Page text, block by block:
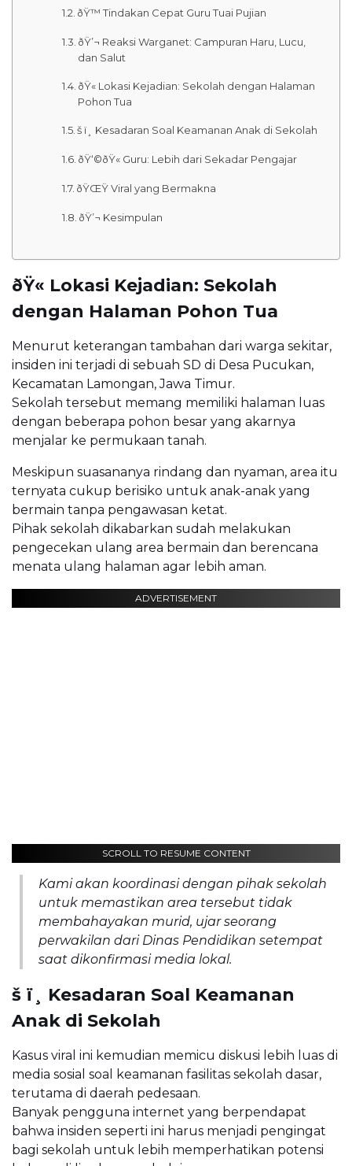
ðŸ™ Tindakan Cepat Guru Tuai Pujian
ðŸ’¬ Reaksi Warganet: Campuran Haru, Lucu,
dan Salut
ðŸ« Lokasi Kejadian: Sekolah dengan Halaman
Pohon Tua
š ï¸ Kesadaran Soal Keamanan Anak di Sekolah
ðŸ‘©ðŸ« Guru: Lebih dari Sekadar Pengajar
ðŸŒŸ Viral yang Bermakna
ðŸ’¬ Kesimpulan
ðŸ« Lokasi Kejadian: Sekolah
dengan Halaman Pohon Tua
Menurut keterangan tambahan dari warga sekitar,
insiden ini terjadi di sebuah SD di Desa Pucukan,
Kecamatan Lamongan, Jawa Timur.
Sekolah tersebut memang memiliki halaman luas
dengan beberapa pohon besar yang akarnya
menjalar ke permukaan tanah.
Meskipun suasananya rindang dan nyaman, area itu
ternyata cukup berisiko untuk anak-anak yang
bermain tanpa pengawasan ketat.
Pihak sekolah dikabarkan sudah melakukan
pengecekan ulang area bermain dan berencana
menata ulang halaman agar lebih aman.
ADVERTISEMENT
SCROLL TO RESUME CONTENT
Kami akan koordinasi dengan pihak sekolah
untuk memastikan area tersebut tidak
membahayakan murid, ujar seorang
perwakilan dari Dinas Pendidikan setempat
saat dikonfirmasi media lokal.
š ï¸ Kesadaran Soal Keamanan
Anak di Sekolah
Kasus viral ini kemudian memicu diskusi lebih luas di
media sosial soal keamanan fasilitas sekolah dasar,
terutama di daerah pedesaan.
Banyak pengguna internet yang berpendapat
bahwa insiden seperti ini harus menjadi pengingat
bagi sekolah untuk lebih memperhatikan potensi